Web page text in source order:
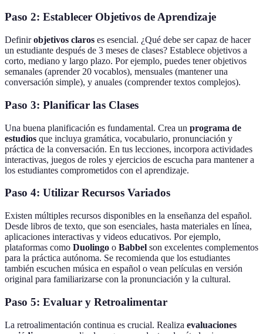
Paso 2: Establecer Objetivos de Aprendizaje
Definirobjetivos claros es esencial. ¿Qué debe ser capaz de hacer
un estudiante después de 3 meses de clases? Establece objetivos a
corto, mediano y largo plazo. Por ejemplo, puedes tener objetivos
semanales (aprender 20 vocablos), mensuales (mantener una
conversación simple), y anuales (comprender textos complejos).
Paso 3: Planificar las Clases
Una buena planificación es fundamental. Crea un programa de
estudios que incluya gramática, vocabulario, pronunciación y
práctica de la conversación. En tus lecciones, incorpora actividades
interactivas, juegos de roles y ejercicios de escucha para mantener a
los estudiantes comprometidos con el aprendizaje.
Paso 4: Utilizar Recursos Variados
Existen múltiples recursos disponibles en la enseñanza del español.
Desde libros de texto, que son esenciales, hasta materiales en línea,
aplicaciones interactivas y videos educativos. Por ejemplo,
plataformas como Duolingo o Babbel son excelentes complementos
para la práctica autónoma. Se recomienda que los estudiantes
también escuchen música en español o vean películas en versión
original para familiarizarse con la pronunciación y la cultural.
Paso 5: Evaluar y Retroalimentar
La retroalimentación continua es crucial. Realiza evaluaciones